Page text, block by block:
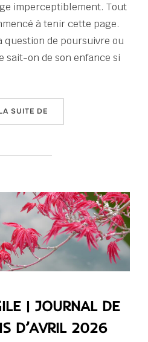
imperceptiblement. Tout
à tenir cette page.
question de poursuivre ou
sait-on de son enfance si
SUITE DE« TERRAIN FRAGILE |
| JOURNAL DE
D’AVRIL 2026